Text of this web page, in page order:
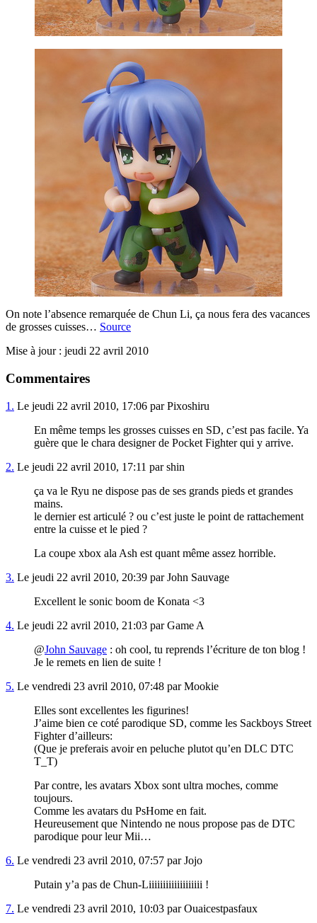
On note l’absence remarquée de Chun Li, ça nous fera des vacances
de grosses cuisses… Source
Mise à jour : jeudi 22 avril 2010
Commentaires
1. Le jeudi 22 avril 2010, 17:06 par Pixoshiru
En même temps les grosses cuisses en SD, c’est pas facile. Ya
guère que le chara designer de Pocket Fighter qui y arrive.
2. Le jeudi 22 avril 2010, 17:11 par shin
ça va le Ryu ne dispose pas de ses grands pieds et grandes
mains.
le dernier est articulé ? ou c’est juste le point de rattachement
entre la cuisse et le pied ?
La coupe xbox ala Ash est quant même assez horrible.
3. Le jeudi 22 avril 2010, 20:39 par John Sauvage
Excellent le sonic boom de Konata <3
4. Le jeudi 22 avril 2010, 21:03 par Game A
@John Sauvage : oh cool, tu reprends l’écriture de ton blog !
Je le remets en lien de suite !
5. Le vendredi 23 avril 2010, 07:48 par Mookie
Elles sont excellentes les figurines!
J’aime bien ce coté parodique SD, comme les Sackboys Street
Fighter d’ailleurs:
(Que je preferais avoir en peluche plutot qu’en DLC DTC
T_T)
Par contre, les avatars Xbox sont ultra moches, comme
toujours.
Comme les avatars du PsHome en fait.
Heureusement que Nintendo ne nous propose pas de DTC
parodique pour leur Mii…
6. Le vendredi 23 avril 2010, 07:57 par Jojo
Putain y’a pas de Chun-Liiiiiiiiiiiiiiiiiii !
7. Le vendredi 23 avril 2010, 10:03 par Ouaicestpasfaux